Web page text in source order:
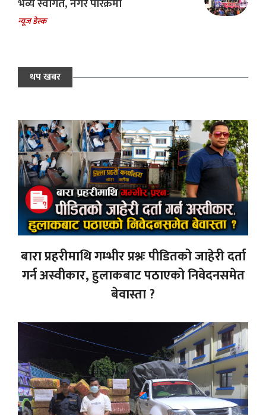
भव्य स्वागत, नगर परिक्रमा
न्यूज डेस्क
थप खबर
बारा प्रहरीमाथि गम्भीर प्रश्नः पीडितको जाहेरी दर्ता
गर्न अस्वीकार, हुलाकबाट पठाएको निवेदनसमेत
बेवास्ता ?